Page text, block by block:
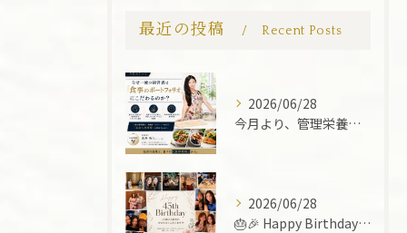
最近の投稿 Recent Posts
2026/06/28
今月より、管理栄養士 武井 香七さんにご協力いただき、お食事...
2026/06/28
🎂🎉 Happy Birthday to Me! 💐✨